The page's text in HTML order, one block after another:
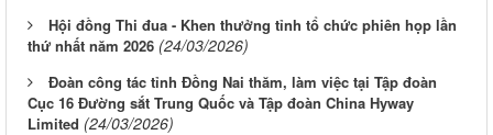
Hội đồng Thi đua - Khen thưởng tỉnh tổ chức phiên họp lần
thứ nhất năm 2026 (24/03/2026)
Đoàn công tác tỉnh Đồng Nai thăm, làm việc tại Tập đoàn
Cục 16 Đường sắt Trung Quốc và Tập đoàn China Hyway
Limited (24/03/2026)